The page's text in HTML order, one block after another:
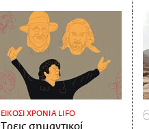
ΕΙΚΟΣΙ ΧΡΟΝΙΑ LIFO
Tρεις σημαντικοί